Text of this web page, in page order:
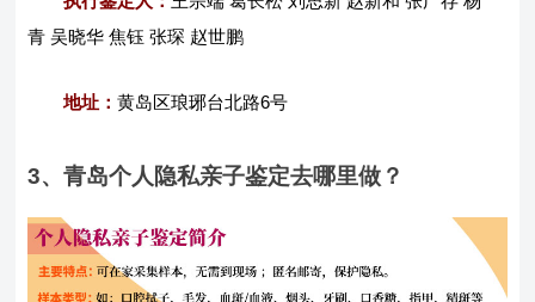
青 吴晓华 焦钰 张琛 赵世鹏
地址：黄岛区琅琊台北路6号
3、青岛个人隐私亲子鉴定去哪里做？